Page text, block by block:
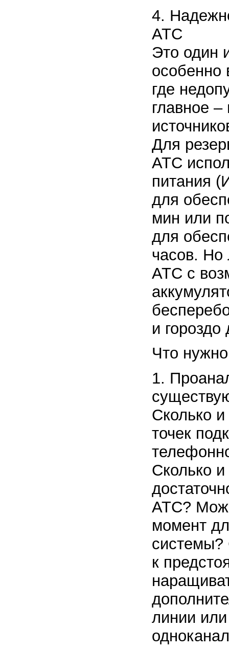
4.
АТС
Это один
особенно
где
главное
Для
АТС
питания
для
мин или
для
часов. Но
АТС с
и
Что
1.
Сколько
точек
Сколько
АТС?
момент
системы?
к
линии